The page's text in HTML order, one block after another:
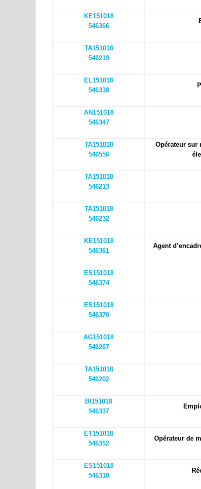
KE151018
546366
TA151018
546219
EL151018
546338
AN151018
546347
TA151018
546556
Opérateur sur
TA151018
546213
TA151018
546232
KE151018
546361
Agent
ES151018
546374
ES151018
546370
AG151018
546267
TA151018
546202
BI151018
546337
ET151018
546352
Opérateur de
ES151018
546310